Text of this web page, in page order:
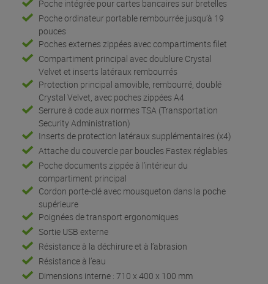
Poche intégrée pour cartes bancaires sur bretelles
Poche ordinateur portable rembourrée jusqu’à 19
pouces
Poches externes zippées avec compartiments filet
Compartiment principal avec doublure Crystal
Velvet et inserts latéraux rembourrés
Protection principal amovible, rembourré, doublé
Crystal Velvet, avec poches zippées A4
Serrure à code aux normes TSA (Transportation
Security Administration)
Inserts de protection latéraux supplémentaires (x4)
Attache du couvercle par boucles Fastex réglables
Poche documents zippée à l’intérieur du
compartiment principal
Cordon porte-clé avec mousqueton dans la poche
supérieure
Poignées de transport ergonomiques
Sortie USB externe
Résistance à la déchirure et à l’abrasion
Résistance à l’eau
Dimensions interne : 710 x 400 x 100 mm